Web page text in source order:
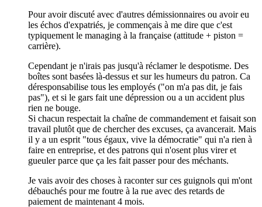
Pour avoir discuté avec d'autres démissionnaires ou avoir eu
les échos d'expatriés, je commençais à me dire que c'est
typiquement le managing à la française (attitude + piston =
carrière).
Cependant je n'irais pas jusqu'à réclamer le despotisme. Des
boîtes sont basées là-dessus et sur les humeurs du patron. Ca
déresponsabilise tous les employés ("on m'a pas dit, je fais
pas"), et si le gars fait une dépression ou a un accident plus
rien ne bouge.
Si chacun respectait la chaîne de commandement et faisait son
travail plutôt que de chercher des excuses, ça avancerait. Mais
il y a un esprit "tous égaux, vive la démocratie" qui n'a rien à
faire en entreprise, et des patrons qui n'osent plus virer et
gueuler parce que ça les fait passer pour des méchants.
Je vais avoir des choses à raconter sur ces guignols qui m'ont
débauchés pour me foutre à la rue avec des retards de
paiement de maintenant 4 mois.